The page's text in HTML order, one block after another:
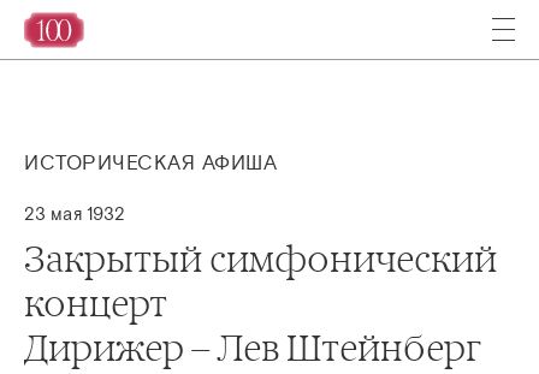
ИСТОРИЧЕСКАЯ АФИША
23 мая 1932
Закрытый симфонический
концерт
Дирижер – Лев Штейнберг